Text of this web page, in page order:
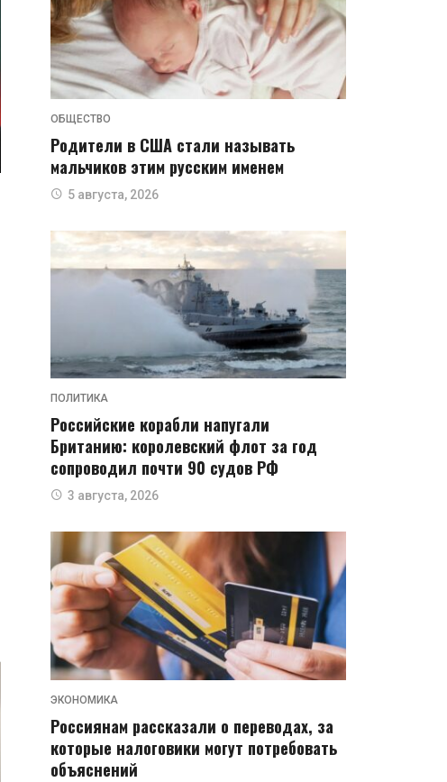
ОБЩЕСТВО
Родители в США стали называть
мальчиков этим русским именем
5 августа, 2026
ПОЛИТИКА
Российские корабли напугали
Британию: королевский флот за год
сопроводил почти 90 судов РФ
3 августа, 2026
ЭКОНОМИКА
Россиянам рассказали о переводах, за
которые налоговики могут потребовать
объяснений